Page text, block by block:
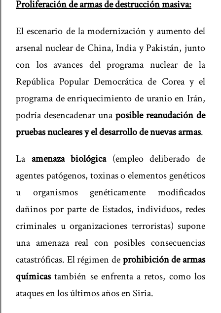
Proliferación de armas de destrucción masiva:
El escenario de la modernización y aumento del
arsenal nuclear de China, India y Pakistán, junto
con los avances del programa nuclear de la
República Popular Democrática de Corea y el
programa de enriquecimiento de uranio en Irán,
podría desencadenar una posible reanudación de
pruebas nucleares y el desarrollo de nuevas armas.
La amenaza biológica(empleo deliberado de
agentes patógenos, toxinas o elementos genéticos
u organismos genéticamente modificados
dañinos por parte de Estados, individuos, redes
criminales u organizaciones terroristas) supone
una amenaza real con posibles consecuencias
catastróficas. El régimen deprohibición de armas
químicastambién se enfrenta a retos, como los
ataques en los últimos años en Siria.